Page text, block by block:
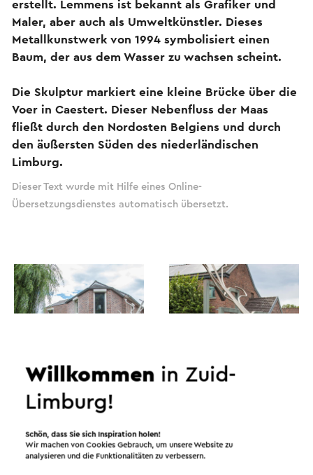
erstellt. Lemmens ist bekannt als Grafiker und
Maler, aber auch als Umweltkünstler. Dieses
Metallkunstwerk von 1994 symbolisiert einen
Baum, der aus dem Wasser zu wachsen scheint.
Die Skulptur markiert eine kleine Brücke über die
Voer in Caestert. Dieser Nebenfluss der Maas
fließt durch den Nordosten Belgiens und durch
den äußersten Süden des niederländischen
Limburg.
Dieser Text wurde mit Hilfe eines Online-
Übersetzungsdienstes automatisch übersetzt.
Routen in der Region
Willkommen in Zuid-
Limburg!
Schön, dass Sie sich Inspiration holen!
Wir machen von Cookies Gebrauch, um unsere Website zu
analysieren und die Funktionalitäten zu verbessern.